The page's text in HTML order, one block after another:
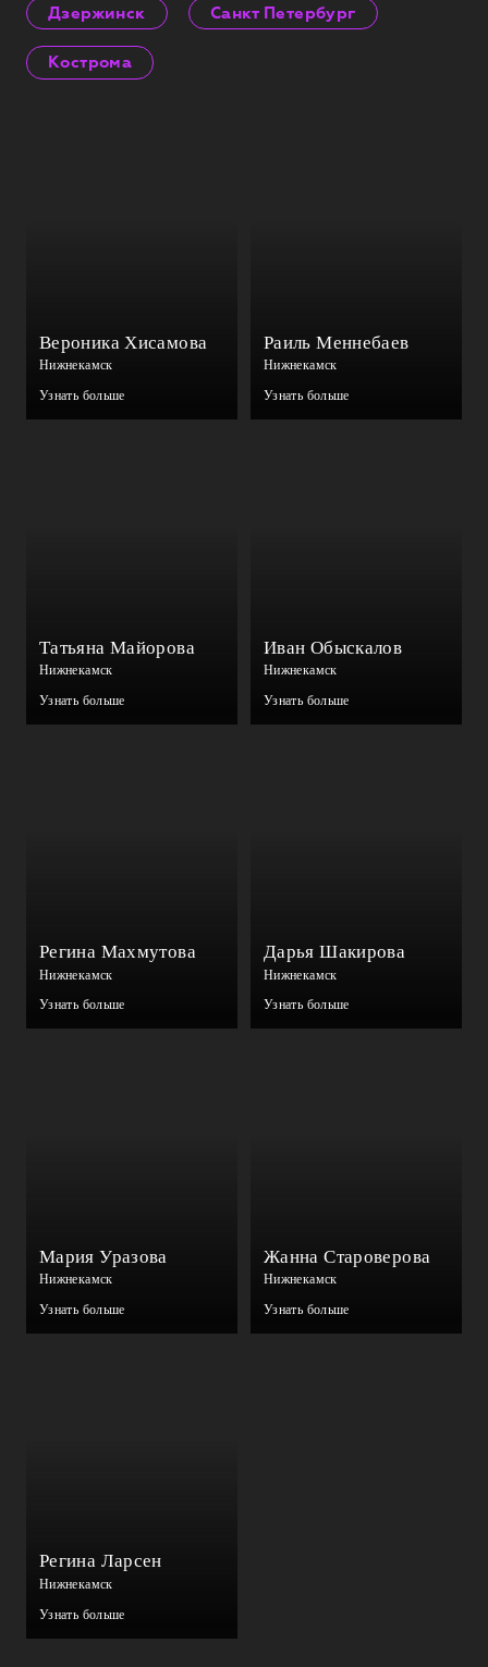
Дзержинск Санкт Петербург
Кострома
Вероника Хисамова
Нижнекамск
Узнать больше
Раиль Меннебаев
Нижнекамск
Узнать больше
Татьяна Майорова
Нижнекамск
Узнать больше
Иван Обыскалов
Нижнекамск
Узнать больше
Регина Махмутова
Нижнекамск
Узнать больше
Дарья Шакирова
Нижнекамск
Узнать больше
Мария Уразова
Нижнекамск
Узнать больше
Жанна Староверова
Нижнекамск
Узнать больше
Регина Ларсен
Нижнекамск
Узнать больше